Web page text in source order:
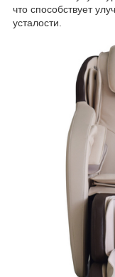
что способствует
усталости.